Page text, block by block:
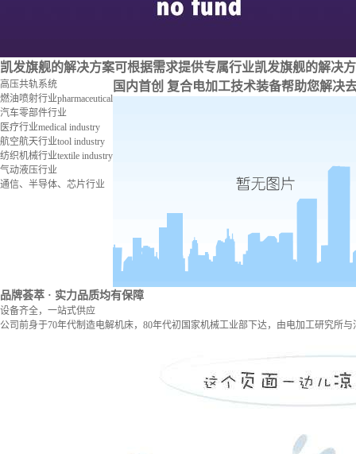
凯发旗舰的解决方案可根据需求提供专属行业凯发旗舰的解决
高压共轨系统
燃油喷射行业pharmaceutical
汽车零部件行业
医疗行业medical industry
航空航天行业tool industry
纺织机械行业textile industry
气动液压行业
通信、半导体、芯片行业
国内首创 复合电加工技术装备帮助您解决
品牌荟萃 · 实力品质均有保障
设备齐全，一站式供应
公司前身于70年代制造电解机床，80年代初国家机械工业部下达，由电加工研究所